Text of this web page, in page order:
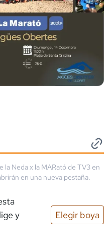
la Neda x la MARató de TV3 en
en una nueva pestaña.
y
Elegir boya